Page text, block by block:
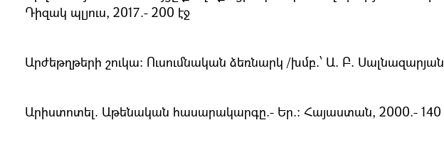
Դիզակ պլյուս, 2017.- 200 էջ
Արժեթղթերի շուկա։ Ուսումնական ձեռնարկ /խմբ.՝ Ա. Բ.
Արիստոտել. Աթենական հասարակարգը.- Եր.։ Հայաստան, 2000.- 140